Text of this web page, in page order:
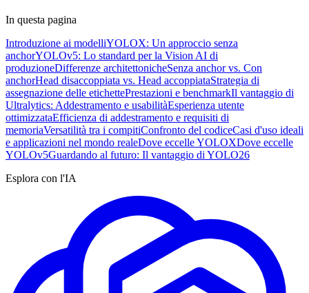
In questa pagina
Introduzione ai modelliYOLOX: Un approccio senza
anchorYOLOv5: Lo standard per la Vision AI di
produzioneDifferenze architettonicheSenza anchor vs. Con
anchorHead disaccoppiata vs. Head accoppiataStrategia di
assegnazione delle etichettePrestazioni e benchmarkIl vantaggio di
Ultralytics: Addestramento e usabilitàEsperienza utente
ottimizzataEfficienza di addestramento e requisiti di
memoriaVersatilità tra i compitiConfronto del codiceCasi d'uso ideali
e applicazioni nel mondo realeDove eccelle YOLOXDove eccelle
YOLOv5Guardando al futuro: Il vantaggio di YOLO26
Esplora con l'IA